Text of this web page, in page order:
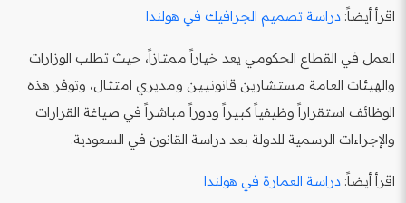
اقرأ أيضاً: دراسة تصميم الجرافيك في هولندا
العمل في القطاع الحكومي يعد خياراً ممتازاً، حيث تطلب الوزارات
والهيئات العامة مستشارين قانونيين ومديري امتثال، وتوفر هذه
الوظائف استقراراً وظيفياً كبيراً ودوراً مباشراً في صياغة القرارات
والإجراءات الرسمية للدولة بعد دراسة القانون في السعودية.
اقرأ أيضاً: دراسة العمارة في هولندا